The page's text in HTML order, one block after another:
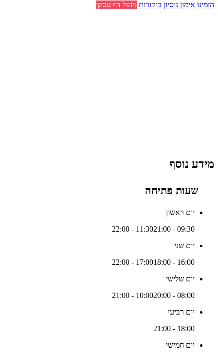
הזמינו אימון ניסיון ביקורות ניהול דף עסקי
מידע נוסף
שעות פתיחה
יום ראשון
09:30 - 11:30
21:00 - 22:00
יום שני
16:00 - 17:00
18:00 - 22:00
יום שלישי
08:00 - 10:00
20:00 - 21:00
יום רביעי
18:00 - 21:00
יום חמישי